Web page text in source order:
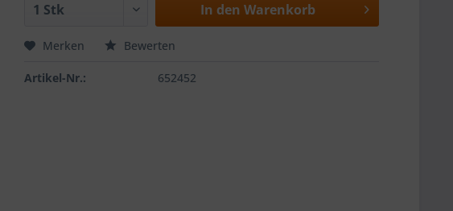
In den Warenkorb
Merken Bewerten
Artikel-Nr.: 652452